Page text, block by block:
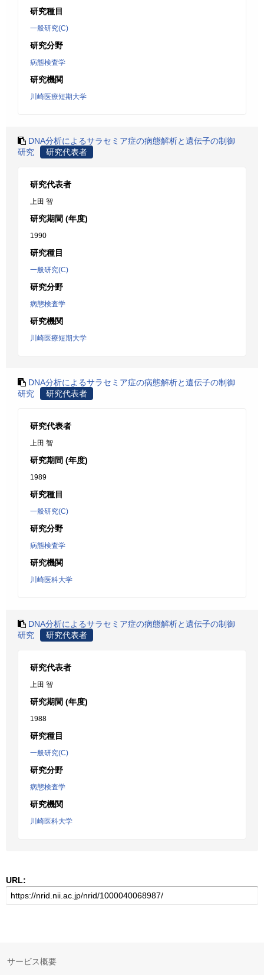
研究種目
一般研究(C)
研究分野
病態検査学
研究機関
川崎医療短期大学
DNA分析によるサラセミア症の病態解析と遺伝子の制御
研究
研究代表者
研究代表者
上田 智
研究期間 (年度)
1990
研究種目
一般研究(C)
研究分野
病態検査学
研究機関
川崎医療短期大学
DNA分析によるサラセミア症の病態解析と遺伝子の制御
研究
研究代表者
研究代表者
上田 智
研究期間 (年度)
1989
研究種目
一般研究(C)
研究分野
病態検査学
研究機関
川崎医科大学
DNA分析によるサラセミア症の病態解析と遺伝子の制御
研究
研究代表者
研究代表者
上田 智
研究期間 (年度)
1988
研究種目
一般研究(C)
研究分野
病態検査学
研究機関
川崎医科大学
URL:
サービス概要